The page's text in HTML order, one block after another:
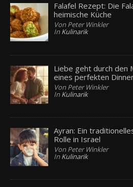
Falafel Rezept: Die
heimische Küche
Von Peter Winkler
In Kulinarik
Liebe geht durch den
eines perfekten
Von Peter Winkler
In Kulinarik
Ayran: Ein
Rolle in Israel
Von Peter Winkler
In Kulinarik